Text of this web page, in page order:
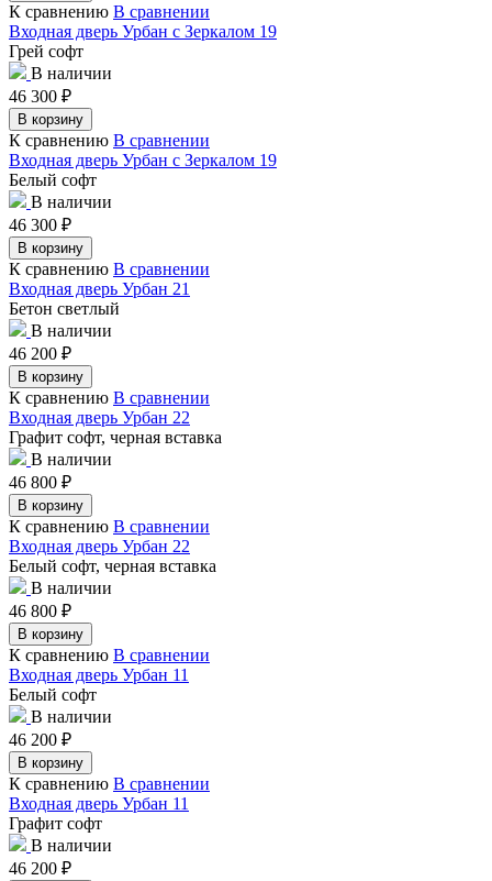
К сравнению В сравнении
Входная дверь Урбан с Зеркалом 19
Грей софт
В наличии
46 300 ₽
В корзину
К сравнению В сравнении
Входная дверь Урбан с Зеркалом 19
Белый софт
В наличии
46 300 ₽
В корзину
К сравнению В сравнении
Входная дверь Урбан 21
Бетон светлый
В наличии
46 200 ₽
В корзину
К сравнению В сравнении
Входная дверь Урбан 22
Графит софт, черная вставка
В наличии
46 800 ₽
В корзину
К сравнению В сравнении
Входная дверь Урбан 22
Белый софт, черная вставка
В наличии
46 800 ₽
В корзину
К сравнению В сравнении
Входная дверь Урбан 11
Белый софт
В наличии
46 200 ₽
В корзину
К сравнению В сравнении
Входная дверь Урбан 11
Графит софт
В наличии
46 200 ₽